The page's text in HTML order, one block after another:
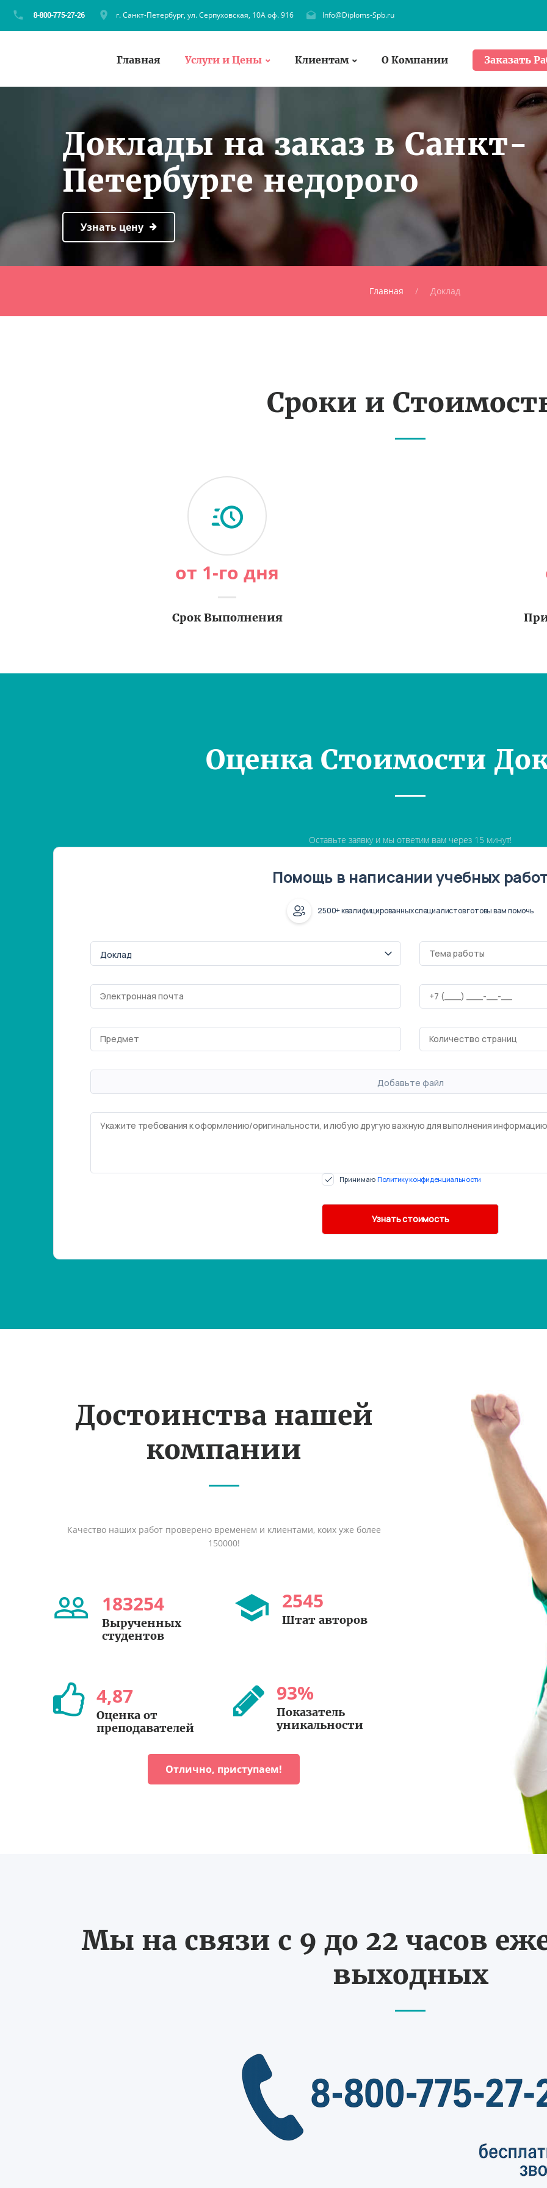
г. Санкт-Петербург, ул. Серпуховская, 10А оф. 916 Info@Diploms-Spb.ru
Главная Услуги и Цены Клиентам О Компании Заказать
Доклады на заказ в Санкт-
Петербурге недорого
Узнать цену
Главная Доклад
Сроки и
от 1-го дня
Срок Выполнения
Оценка Стоимости
Оставьте заявку и мы ответим вам через 15 минут!
Помощь в написании учебных
2500+ квалифицированных специалистов готовы вам помочь
Добавьте файл
Принимаю Политику конфиденциальности
Достоинства нашей
компании
Качество наших работ проверено временем и клиентами, коих уже более
150000!
183254
Вырученных
студентов
2545
Штат авторов
4,87
Оценка от
преподавателей
93%
Показатель
уникальности
Отлично, приступаем!
Мы на связи с 9 до 22 часов
выходных